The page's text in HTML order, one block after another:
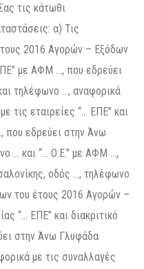
τις κάτωθι
α) Τις
2016 Αγορών – Εξόδων
με ΑΦΜ …, που εδρεύει
τηλέφωνο …, αναφορικά
τις εταιρείες “… ΕΠΕ” και
που εδρεύει στην Άνω
… και “… Ο.Ε.” με ΑΦΜ …,
οδός …, τηλέφωνο
του έτους 2016 Αγορών –
“… ΕΠΕ” και διακριτικό
στην Άνω Γλυφάδα
με τις συναλλαγές